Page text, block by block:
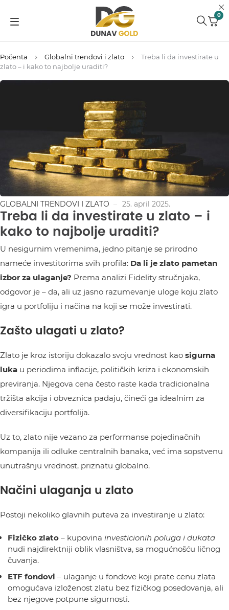
0
Počenta Globalni trendovi i zlato
Treba li da investirate u
zlato – i kako to najbolje uraditi?
GLOBALNI TRENDOVI I ZLATO 25. april 2025.
Treba li da investirate u zlato – i
kako to najbolje uraditi?
U nesigurnim vremenima, jedno pitanje se prirodno
nameće investitorima svih profila: Da li je zlato pametan
izbor za ulaganje? Prema analizi Fidelity stručnjaka,
odgovor je – da, ali uz jasno razumevanje uloge koju zlato
igra u portfoliju i načina na koji se može investirati.
Zašto ulagati u zlato?
Zlato je kroz istoriju dokazalo svoju vrednost kao sigurna
luka u periodima inflacije, političkih kriza i ekonomskih
previranja. Njegova cena često raste kada tradicionalna
tržišta akcija i obveznica padaju, čineći ga idealnim za
diversifikaciju portfolija.
Uz to, zlato nije vezano za performanse pojedinačnih
kompanija ili odluke centralnih banaka, već ima sopstvenu
unutrašnju vrednost, priznatu globalno.
Načini ulaganja u zlato
Postoji nekoliko glavnih puteva za investiranje u zlato:
Fizičko zlato – kupovina investicionih poluga i dukata
nudi najdirektniji oblik vlasništva, sa mogućnošću ličnog
čuvanja.
ETF fondovi – ulaganje u fondove koji prate cenu zlata
omogućava izloženost zlatu bez fizičkog posedovanja, ali
bez njegove potpune sigurnosti.